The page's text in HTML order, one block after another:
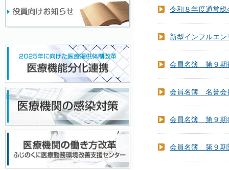
令和８年度通常
新型インフルエ
会員名簿 第９期
会員名簿 名誉会
会員名簿 第９期
会員名簿 第９期